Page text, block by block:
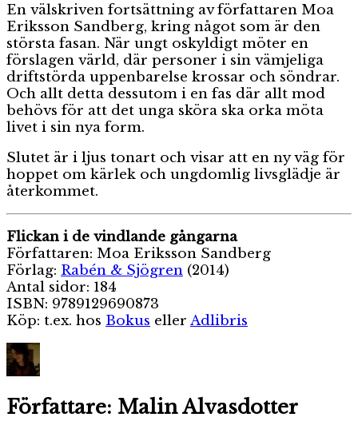
En välskriven fortsättning av författaren Moa
Eriksson Sandberg, kring något som är den
största fasan. När ungt oskyldigt möter en
förslagen värld, där personer i sin vämjeliga
driftstörda uppenbarelse krossar och söndrar.
Och allt detta dessutom i en fas där allt mod
behövs för att det unga sköra ska orka möta
livet i sin nya form.
Slutet är i ljus tonart och visar att en ny väg för
hoppet om kärlek och ungdomlig livsglädje är
återkommet.
Flickan i de vindlande gångarna
Författaren: Moa Eriksson Sandberg
Förlag: Rabén & Sjögren (2014)
Antal sidor: 184
ISBN: 9789129690873
Köp: t.ex. hos Bokus eller Adlibris
Författare: Malin Alvasdotter